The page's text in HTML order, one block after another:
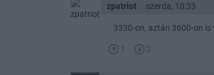
zpatriot szerda, 10:33
3330-on, aztán 3600-on
1 2